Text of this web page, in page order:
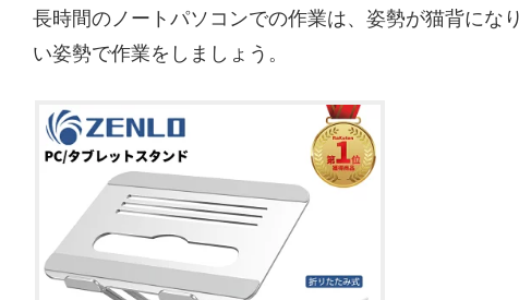
長時間のノートパソコンでの作業は、姿勢が猫背にな
い姿勢で作業をしましょう。